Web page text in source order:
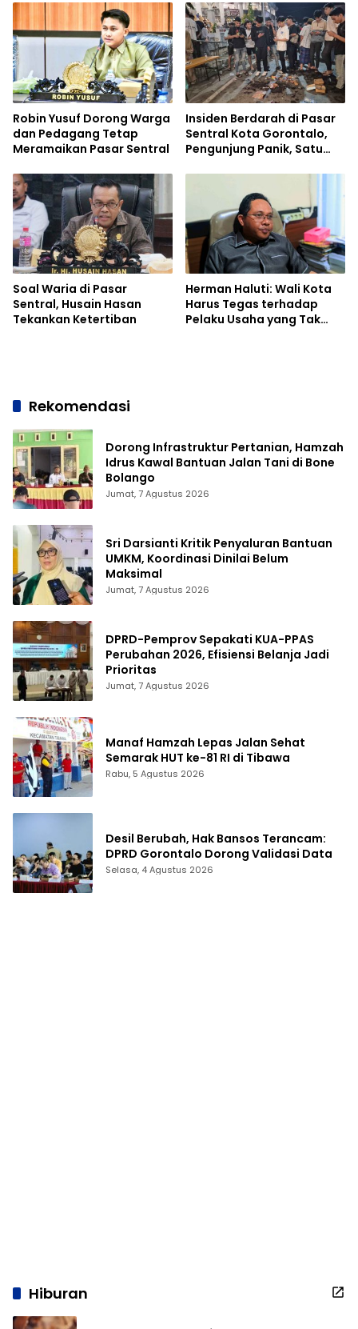
Robin Yusuf Dorong Warga
dan Pedagang Tetap
Meramaikan Pasar Sentral
Insiden Berdarah di Pasar
Sentral Kota Gorontalo,
Pengunjung Panik, Satu
Soal Waria di Pasar
Sentral, Husain Hasan
Tekankan Ketertiban
Herman Haluti: Wali Kota
Harus Tegas terhadap
Pelaku Usaha yang Tak
Rekomendasi
Dorong Infrastruktur Pertanian, Hamzah
Idrus Kawal Bantuan Jalan Tani di Bone
Bolango
Jumat, 7 Agustus 2026
Sri Darsianti Kritik Penyaluran Bantuan
UMKM, Koordinasi Dinilai Belum
Maksimal
Jumat, 7 Agustus 2026
DPRD-Pemprov Sepakati KUA-PPAS
Perubahan 2026, Efisiensi Belanja Jadi
Prioritas
Jumat, 7 Agustus 2026
Manaf Hamzah Lepas Jalan Sehat
Semarak HUT ke-81 RI di Tibawa
Rabu, 5 Agustus 2026
Desil Berubah, Hak Bansos Terancam:
DPRD Gorontalo Dorong Validasi Data
Selasa, 4 Agustus 2026
Hiburan